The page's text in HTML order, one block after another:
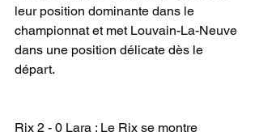
leur position dominante dans le
championnat et met Louvain-La-Neuve
dans une position délicate dès le
départ.
Rix 2 - 0 Lara : Le Rix se montre